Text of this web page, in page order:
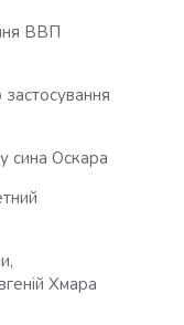
ВВП
сина Оскара
Хмара